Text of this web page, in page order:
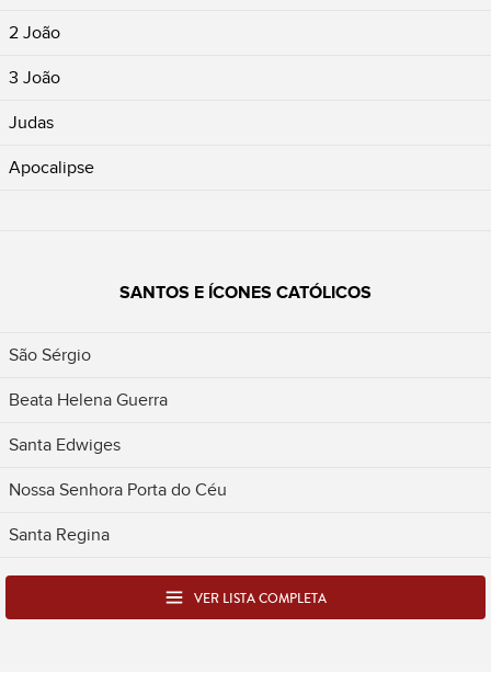
2 João
3 João
Judas
Apocalipse
SANTOS E ÍCONES CATÓLICOS
São Sérgio
Beata Helena Guerra
Santa Edwiges
Nossa Senhora Porta do Céu
Santa Regina
VER LISTA COMPLETA